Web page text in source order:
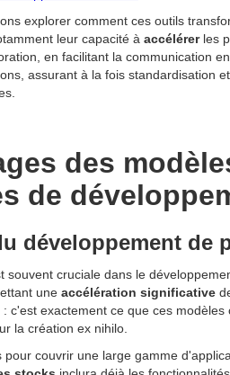
explorer comment ces outils
leur capacité à accélérerles
en facilitant la communication
assurant à la fois standardisation
des
de
développement de
souvent cruciale dans le
une accélération significative
c'est exactement ce que ces
la création ex nihilo.
pour couvrir une large gamme